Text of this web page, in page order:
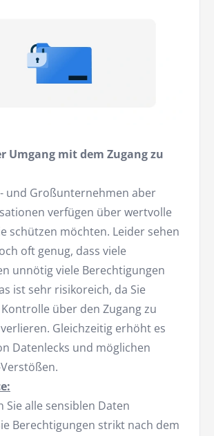
Umgang mit dem Zugang zu
und Großunternehmen aber
verfügen über wertvolle
schützen möchten. Leider sehen
oft genug, dass viele
unnötig viele Berechtigungen
ist sehr risikoreich, da Sie
über den Zugang zu
Gleichzeitig erhöht es
Datenlecks und möglichen
Sie alle sensiblen Daten
Berechtigungen strikt nach dem